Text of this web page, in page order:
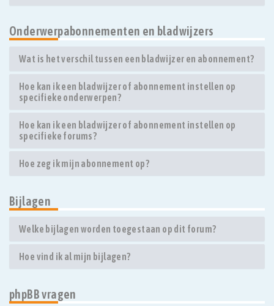
Onderwerpabonnementen en bladwijzers
Wat is het verschil tussen een bladwijzer en abonnement?
Hoe kan ik een bladwijzer of abonnement instellen op
specifieke onderwerpen?
Hoe kan ik een bladwijzer of abonnement instellen op
specifieke forums?
Hoe zeg ik mijn abonnement op?
Bijlagen
Welke bijlagen worden toegestaan op dit forum?
Hoe vind ik al mijn bijlagen?
phpBB vragen